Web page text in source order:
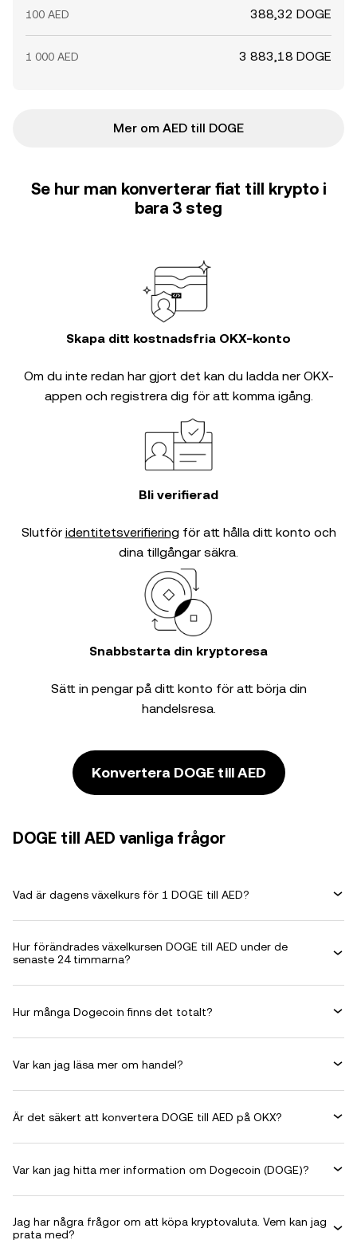
100 AED 388,32 DOGE
1 000 AED 3 883,18 DOGE
Mer om AED till DOGE
Se hur man konverterar fiat till krypto i
bara 3 steg
Skapa ditt kostnadsfria OKX-konto
Om du inte redan har gjort det kan du ladda ner OKX-
appen och registrera dig för att komma igång.
Bli verifierad
Slutför identitetsverifiering för att hålla ditt konto och
dina tillgångar säkra.
Snabbstarta din kryptoresa
Sätt in pengar på ditt konto för att börja din
handelsresa.
Konvertera DOGE till AED
DOGE till AED vanliga frågor
Vad är dagens växelkurs för 1 DOGE till AED?
Hur förändrades växelkursen DOGE till AED under de
senaste 24 timmarna?
Hur många Dogecoin finns det totalt?
Var kan jag läsa mer om handel?
Är det säkert att konvertera DOGE till AED på OKX?
Var kan jag hitta mer information om Dogecoin (DOGE)?
Jag har några frågor om att köpa kryptovaluta. Vem kan jag
prata med?